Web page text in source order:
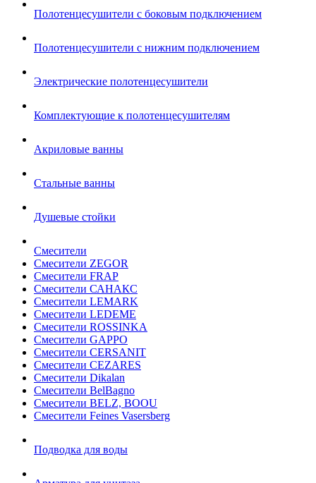
Полотенцесушители с боковым подключением
Полотенцесушители с нижним подключением
Электрические полотенцесушители
Комплектующие к полотенцесушителям
Акриловые ванны
Стальные ванны
Душевые стойки
Смесители
Смесители ZEGOR
Смесители FRAP
Смесители САНАКС
Смесители LEMARK
Смесители LEDEME
Смесители ROSSINKA
Смесители GAPPO
Смесители CERSANIT
Смесители CEZARES
Смесители Dikalan
Смесители BelBagno
Смесители BELZ, BOOU
Смесители Feines Vasersberg
Подводка для воды